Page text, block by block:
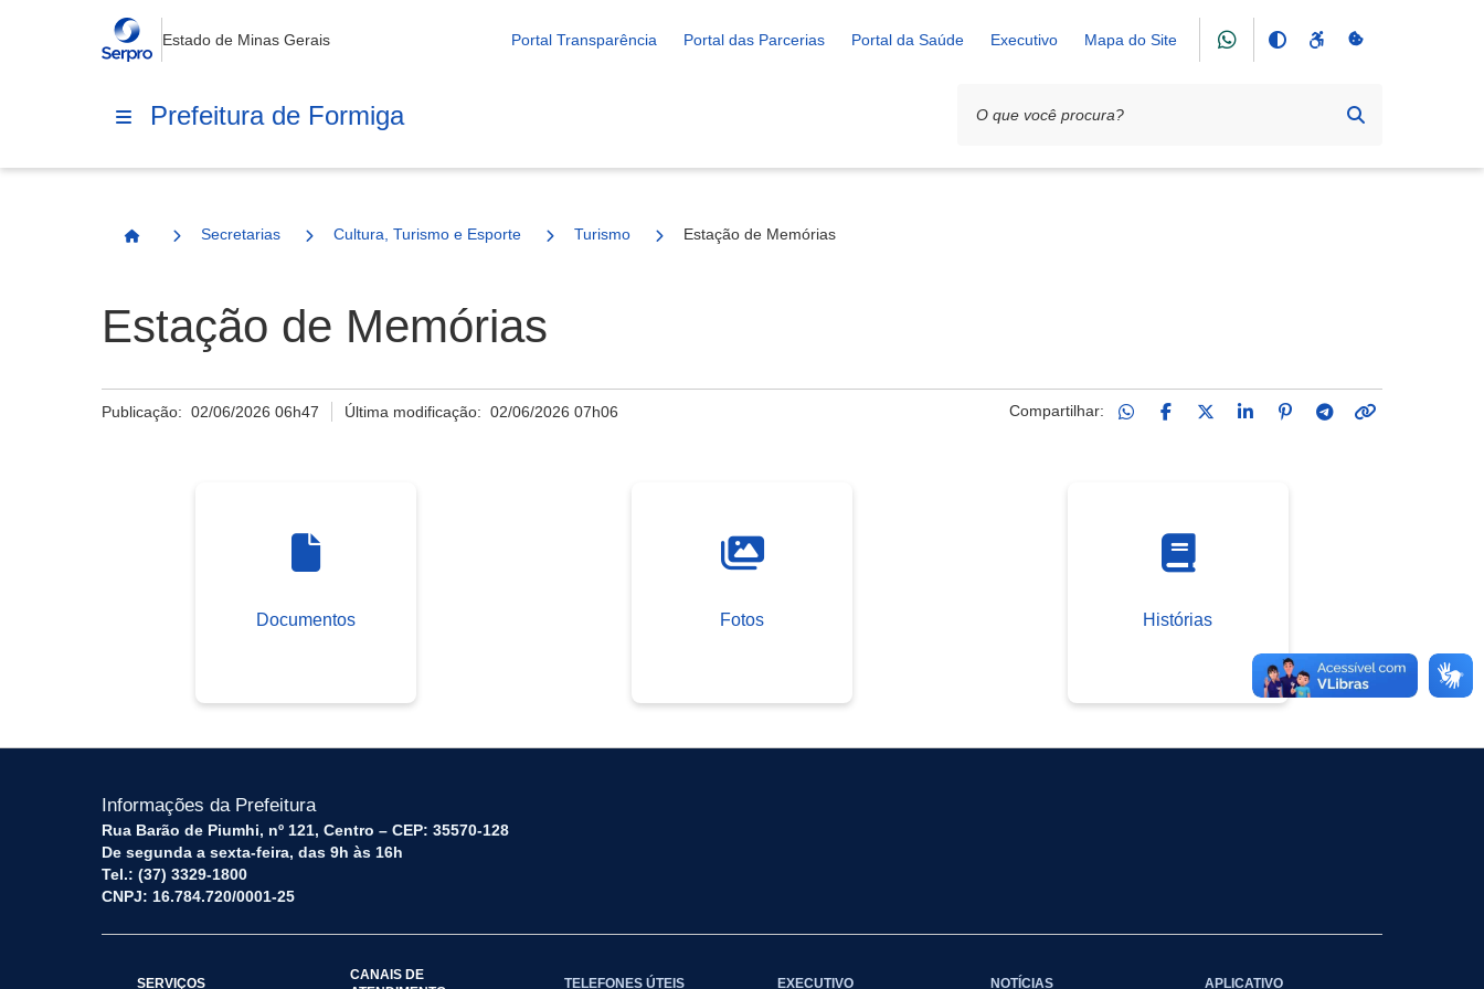
Estado de Minas Gerais Portal Transparência Portal das Parcerias Portal da Saúde Executivo Mapa do Site
Prefeitura de Formiga
Página Inicial
Secretarias Cultura, Turismo e Esporte Turismo Estação de Memórias
Estação de Memórias
Publicação: 02/06/2026 06h47 Última modificação:02/06/2026 07h06 Compartilhar:
Documentos Fotos Histórias
Informações da Prefeitura
Rua Barão de Piumhi, nº 121, Centro – CEP: 35570-128
De segunda a sexta-feira, das 9h às 16h
Tel.: (37) 3329-1800
CNPJ: 16.784.720/0001-25
SERVIÇOS
CANAIS DE
TELEFONES ÚTEIS EXECUTIVO NOTÍCIAS APLICATIVO